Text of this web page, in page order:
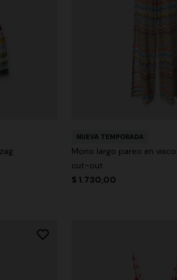
NUEVA TEMPORADA
Mono largo pareo en
cut-out
$ 1.730,00